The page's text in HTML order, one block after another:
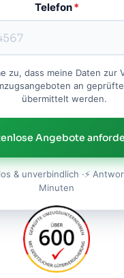
Telefon*
zu, dass meine Daten zur
an
übermittelt werden.
Angebote
& unverbindlich ·⚡
Minuten